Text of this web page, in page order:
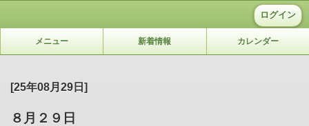
ログイン
メニュー 新着情報 カレンダー
[25年08月29日]
８月２９日